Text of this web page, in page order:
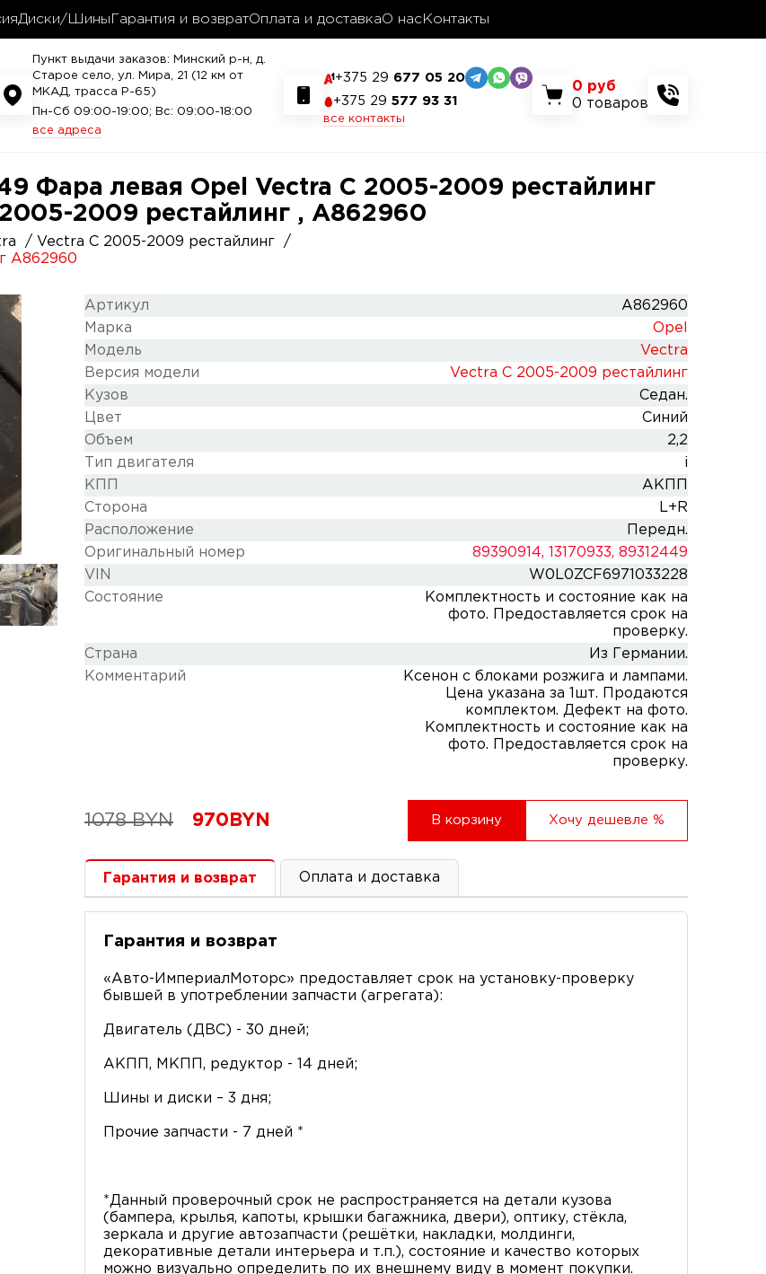
Диски/Шины Гарантия и возвратОплата и доставкаО нас Контакты
Пункт выдачи заказов: Минский р-н, д.
Старое село, ул. Мира, 21 (12 км от
МКАД, трасса P-65)
Пн-Сб 09:00-19:00; Вс: 09:00-18:00
все адреса
+375 29 677 05 20
+375 29 577 93 31
все контакты
0 руб
0 товаров
Фара левая Opel Vectra C 2005-2009 рестайлинг
2009 рестайлинг , A862960
Vectra C 2005-2009 рестайлинг
A862960
Артикул
A862960
Марка
Opel
Модель
Vectra
Версия модели
Vectra C 2005-2009 рестайлинг
Кузов
Седан.
Цвет
Синий
Объем
2,2
Тип двигателя
i
КПП
АКПП
Сторона
L+R
Расположение
Передн.
Оригинальный номер
89390914, 13170933, 89312449
VIN
W0L0ZCF6971033228
Состояние
Комплектность и состояние как на
фото. Предоставляется срок на
проверку.
Cтрана
Из Германии.
Комментарий
Ксенон с блоками розжига и лампами.
Цена указана за 1шт. Продаются
комплектом. Дефект на фото.
Комплектность и состояние как на
фото. Предоставляется срок на
проверку.
1078BYN 970 BYN В корзину Хочу дешевле %
Гарантия и возврат Оплата и доставка
Гарантия и возврат
«Авто-ИмпериалМоторс» предоставляет срок на установку-проверку
бывшей в употреблении запчасти (агрегата):
Двигатель (ДВС) - 30 дней;
АКПП, МКПП, редуктор - 14 дней;
Шины и диски – 3 дня;
Прочие запчасти - 7 дней *
*Данный проверочный срок не распространяется на детали кузова
(бампера, крылья, капоты, крышки багажника, двери), оптику, стёкла,
зеркала и другие автозапчасти (решётки, накладки, молдинги,
декоративные детали интерьера и т.п.), состояние и качество которых
можно визуально определить по их внешнему виду в момент покупки.